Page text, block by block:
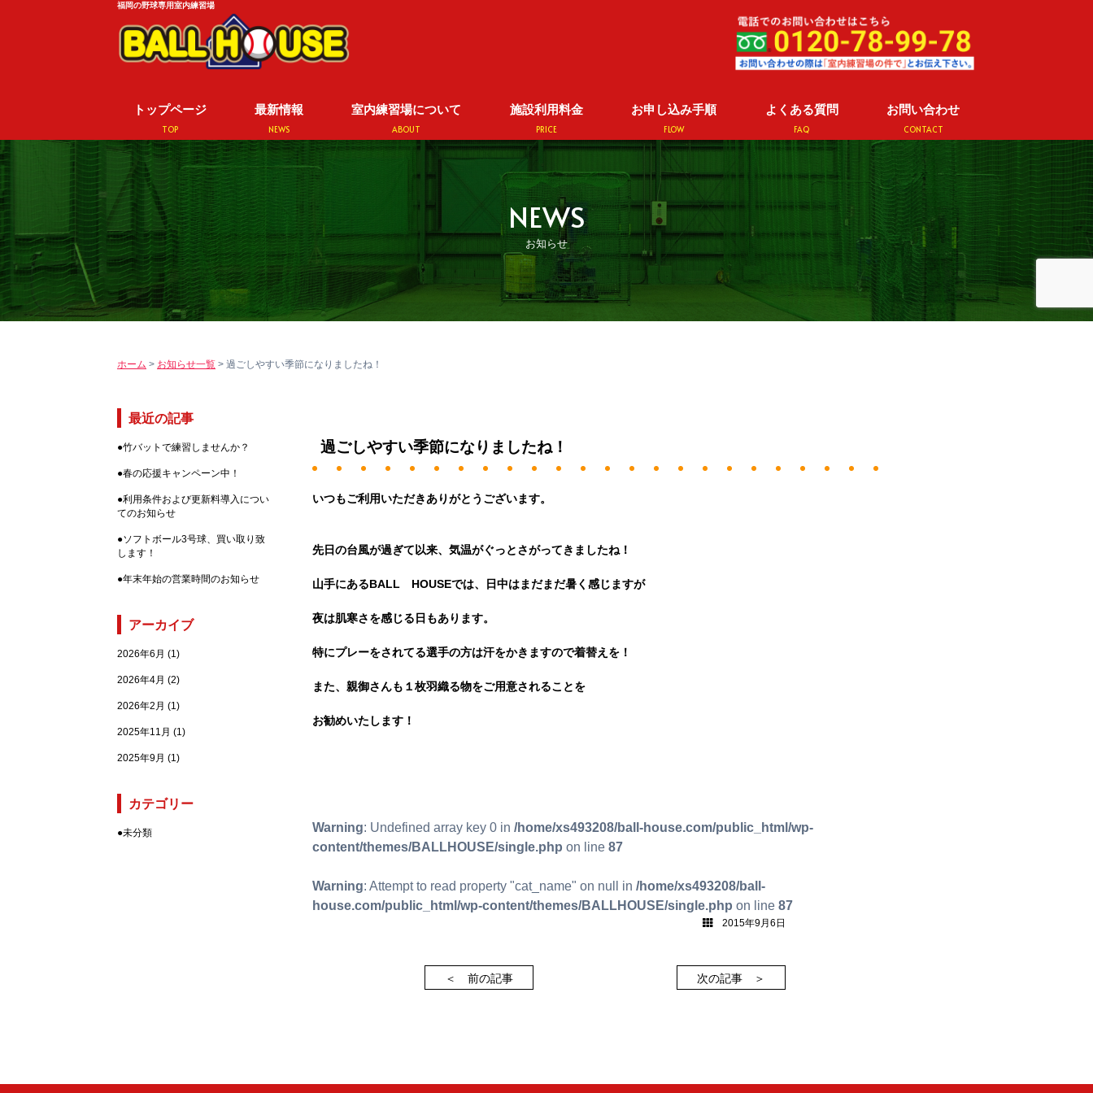
福岡の野球専用室内練習場
トップページ
TOP
最新情報
NEWS
室内練習場について
ABOUT
施設利用料金
PRICE
お申し込み手順
FLOW
よくある質問
FAQ
お問い合わせ
CONTACT
NEWS
お知らせ
ホーム > お知らせ一覧 > 過ごしやすい季節になりましたね！
最近の記事
●竹バットで練習しませんか？
●春の応援キャンペーン中！
●利用条件および更新料導入につい
てのお知らせ
●ソフトボール3号球、買い取り致
します！
●年末年始の営業時間のお知らせ
アーカイブ
2026年6月 (1)
2026年4月 (2)
2026年2月 (1)
2025年11月 (1)
2025年9月 (1)
カテゴリー
●未分類
過ごしやすい季節になりましたね！
いつもご利用いただきありがとうございます。
先日の台風が過ぎて以来、気温がぐっとさがってきましたね！
山手にあるBALL HOUSEでは、日中はまだまだ暑く感じますが
夜は肌寒さを感じる日もあります。
特にプレーをされてる選手の方は汗をかきますので着替えを！
また、親御さんも１枚羽織る物をご用意されることを
お勧めいたします！
Warning: Undefined array key 0 in /home/xs493208/ball-house.com/public_html/wp-
content/themes/BALLHOUSE/single.php on line 87
Warning: Attempt to read property "cat_name" on null in /home/xs493208/ball-
house.com/public_html/wp-content/themes/BALLHOUSE/single.php on line 87
2015年9月6日
＜ 前の記事 次の記事 ＞